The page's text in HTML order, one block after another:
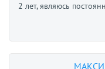
2 лет, являюсь